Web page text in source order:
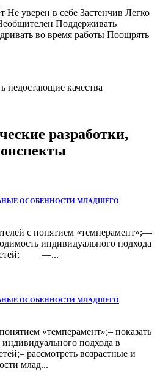
Не уверен в себе Застенчив Легко
Поддерживать
во время работы Поощрять
недостающие качества
разработки,
ОСОБЕННОСТИ МЛАДШЕГО
с понятием «темперамент»;—
индивидуального подхода
детей; —...
ОСОБЕННОСТИ МЛАДШЕГО
«темперамент»;– показать
подхода в
рассмотреть возрастные и
млад...